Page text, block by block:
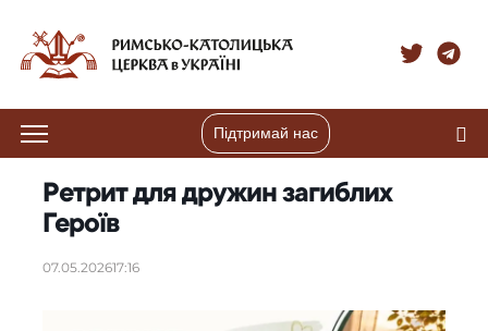
Підтримай нас
Ретрит для дружин загиблих
Героїв
07.05.202617:16